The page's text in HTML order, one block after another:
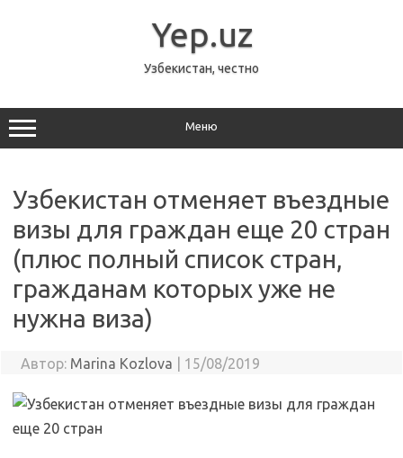
Yep.uz
Узбекистан, честно
Меню
Узбекистан отменяет въездные
визы для граждан еще 20 стран
(плюс полный список стран,
гражданам которых уже не
нужна виза)
Автор: Marina Kozlova 15/08/2019